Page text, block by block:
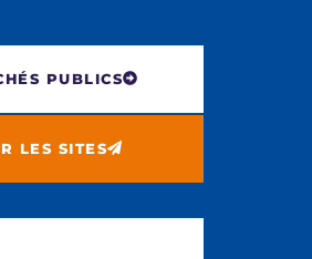
PUBLICS
LES SITES